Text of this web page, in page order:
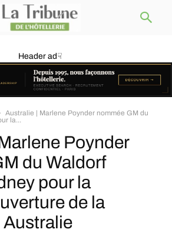
Header ad☟
Australie | Marlene Poynder nommée GM du
la...
Poynder
du Waldorf
pour la
de la
Australie